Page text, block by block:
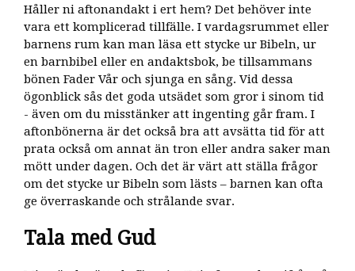
Håller ni aftonandakt i ert hem? Det behöver inte
vara ett komplicerad tillfälle. I vardagsrummet eller
barnens rum kan man läsa ett stycke ur Bibeln, ur
en barnbibel eller en andaktsbok, be tillsammans
bönen Fader Vår och sjunga en sång. Vid dessa
ögonblick sås det goda utsädet som gror i sinom tid
- även om du misstänker att ingenting går fram. I
aftonbönerna är det också bra att avsätta tid för att
prata också om annat än tron eller andra saker man
mött under dagen. Och det är värt att ställa frågor
om det stycke ur Bibeln som lästs – barnen kan ofta
ge överraskande och strålande svar.
Tala med Gud